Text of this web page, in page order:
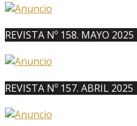
REVISTA Nº 158. MAYO 2025
REVISTA Nº 157. ABRIL 2025